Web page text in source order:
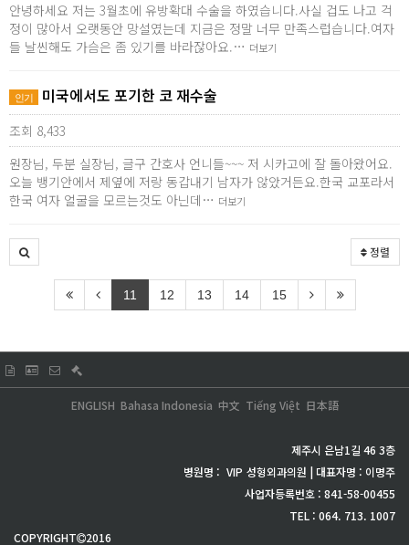
안녕하세요 저는 3월초에 유방확대 수술을 하였습니다.사실 겁도 나고 걱
정이 많아서 오랫동안 망설였는데 지금은 정말 너무 만족스럽습니다.여자
들 날씬해도 가슴은 좀 있기를 바라잖아요.… 더보기
인기 미국에서도 포기한 코 재수술
조회 8,433
원장님, 두분 실장님, 글구 간호사 언니들~~~ 저 시카고에 잘 돌아왔어요.
오늘 뱅기안에서 제옆에 저랑 동갑내기 남자가 않았거든요.한국 교포라서
한국 여자 얼굴을 모르는것도 아닌데… 더보기
정렬
11 12 13 14 15
日本語
Tiếng Việt
中文
Bahasa Indonesia
ENGLISH
제주시 은남1길 46 3층
병원명 : VIP 성형외과의원 | 대표자명 : 이명주
사업자등록번호 : 841-58-00455
TEL : 064. 713. 1007
COPYRIGHT
2016